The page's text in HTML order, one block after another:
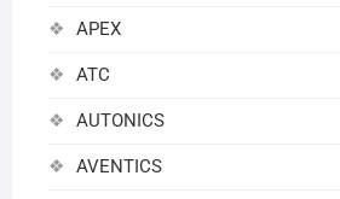
APEX
ATC
AUTONICS
AVENTICS